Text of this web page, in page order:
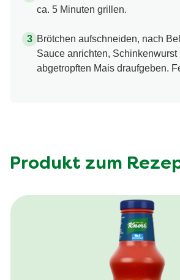
ca. 5 Minuten grillen.
Brötchen aufschneiden, nach
Sauce anrichten, Schinkenwurst
abgetropften Mais draufgeben.
Produkt zum